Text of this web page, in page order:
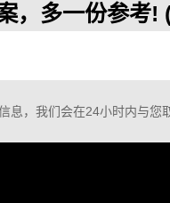
，多一份参考!
息，我们会在24小时内与您